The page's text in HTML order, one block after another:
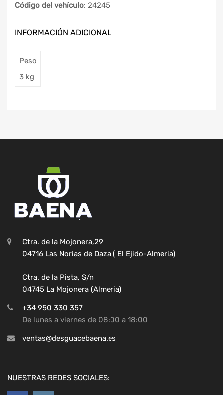
Código del vehículo: 24245
INFORMACIÓN ADICIONAL
Peso
3 kg
Ctra. de la Mojonera,29
04716 Las Norias de Daza ( El Ejido-Almeria)
Ctra. de la Pista, S/n
04745 La Mojonera (Almeria)
+34 950 330 357
De lunes a viernes de 08:00 a 18:00
ventas@desguacebaena.es
NUESTRAS REDES SOCIALES: